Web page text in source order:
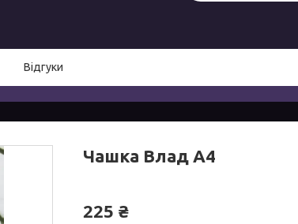
Відгуки
Чашка Влад А4
225 ₴